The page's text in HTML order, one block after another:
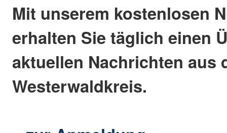
Mit unserem kostenlosen
erhalten Sie täglich einen
aktuellen Nachrichten aus
Westerwaldkreis.